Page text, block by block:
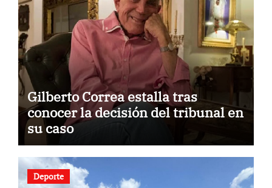
Gilberto Correa estalla tras
conocer la decisión del tribunal en
su caso
Deporte